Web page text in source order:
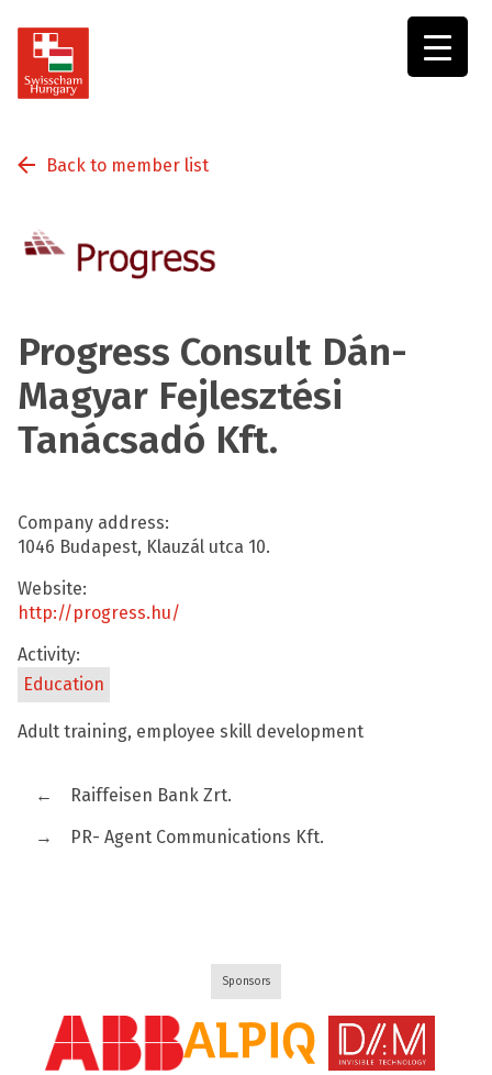
Back to member list
Progress Consult Dán-
Magyar Fejlesztési
Tanácsadó Kft.
Company address:
1046 Budapest, Klauzál utca 10.
Website:
http://progress.hu/
Activity:
Education
Adult training, employee skill development
←
Raiffeisen Bank Zrt.
→
PR- Agent Communications Kft.
Sponsors